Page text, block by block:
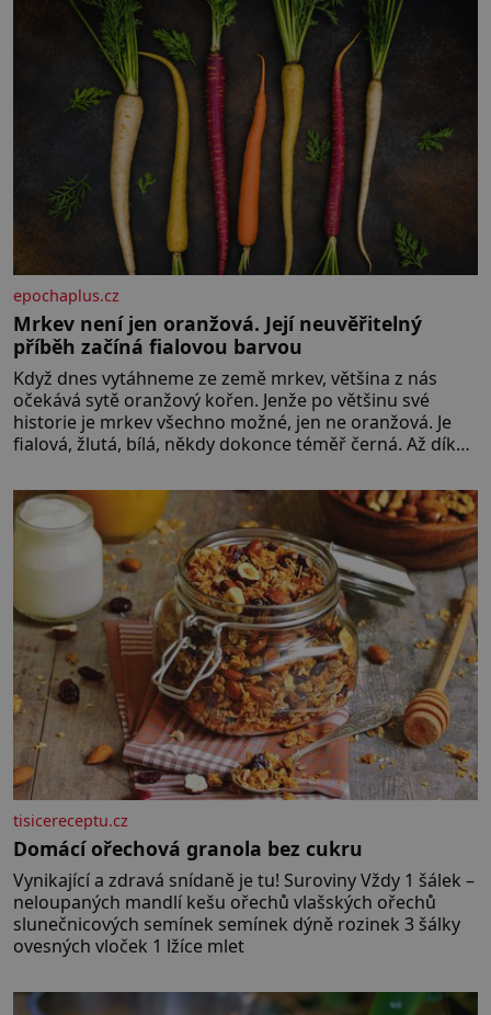
epochaplus.cz
Mrkev není jen oranžová. Její neuvěřitelný
příběh začíná fialovou barvou
Když dnes vytáhneme ze země mrkev, většina z nás
očekává sytě oranžový kořen. Jenže po většinu své
historie je mrkev všechno možné, jen ne oranžová. Je
fialová, žlutá, bílá, někdy dokonce téměř černá. Až díky
bez které si českou zahradu ani nedokážeme
představit. Její příběh je
tisicereceptu.cz
Domácí ořechová granola bez cukru
Vynikající a zdravá snídaně je tu! Suroviny Vždy 1 šálek –
neloupaných mandlí kešu ořechů vlašských ořechů
slunečnicových semínek semínek dýně rozinek 3 šálky
ovesných vloček 1 lžíce mlet